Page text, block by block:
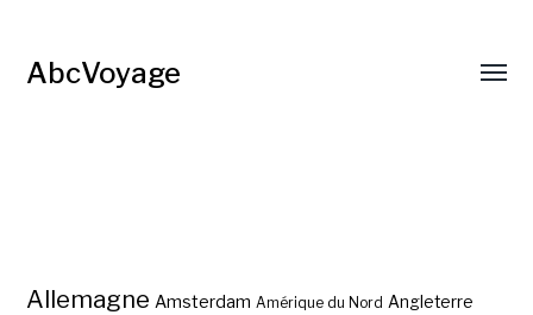
AbcVoyage
Allemagne Amsterdam Amérique du Nord Angleterre